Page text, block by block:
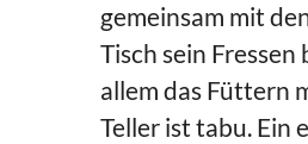
gemeinsam mit
Tisch sein Fressen
allem das Füttern
Teller ist tabu. Ein